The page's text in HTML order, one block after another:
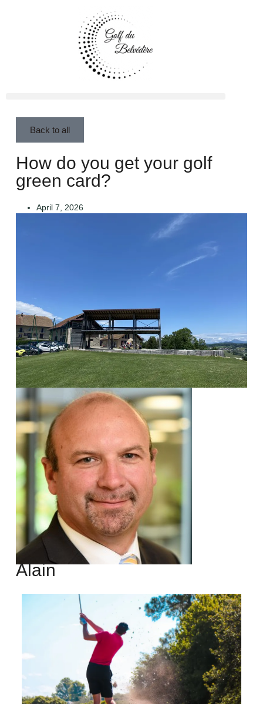
Back to all
How do you get your golf
green card?
April 7, 2026
Alain